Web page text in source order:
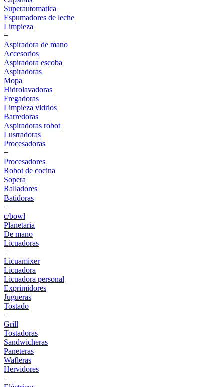
Superautomatica
Espumadores de leche
Limpieza
+
Aspiradora de mano
Accesorios
Aspiradora escoba
Aspiradoras
Mopa
Hidrolavadoras
Fregadoras
Limpieza vidrios
Barredoras
Aspiradoras robot
Lustradoras
Procesadoras
+
Procesadores
Robot de cocina
Sopera
Ralladores
Batidoras
+
c/bowl
Planetaria
De mano
Licuadoras
+
Licuamixer
Licuadora
Licuadora personal
Exprimidores
Jugueras
Tostado
+
Grill
Tostadoras
Sandwicheras
Paneteras
Wafleras
Hervidores
+